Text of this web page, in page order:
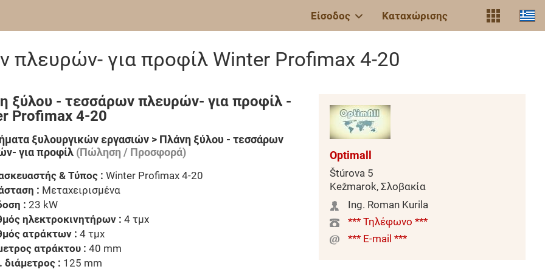
Είσοδος Καταχώρισης
πλευρών- για προφίλ Winter Profimax 4-20
ξύλου - τεσσάρων πλευρών- για προφίλ -
Profimax 4-20
ξυλουργικών εργασιών > Πλάνη ξύλου - τεσσάρων
για προφίλ (Πώληση / Προσφορά)
& Τύπος : Winter Profimax 4-20
: Μεταχειρισμένα
: 23 kW
ηλεκτροκινητήρων : 4 τμχ
ατράκτων : 4 τμχ
ατράκτου : 40 mm
διάμετρος : 125 mm
Optimall
Štúrova 5
Kežmarok, Σλοβακία
Ing. Roman Kurila
*** Τηλέφωνο ***
*** E-mail ***